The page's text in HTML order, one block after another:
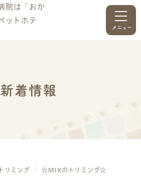
メニュー
新着情報
トリミング ☆MIXのトリミング☆